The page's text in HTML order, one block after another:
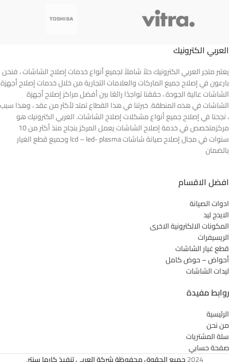
العربي الكترونيك
يعتبر متجر العربي الكترونيك حلاً شاملاً لجميع أنواع خدمات إصلاح الشاشات ، فنحن
بارعون في إصلاح جميع الماركات والعلامات التجارية من خلال خدمات إصلاح أجهزة
الشاشات عالية الجودة ، حققنا تواجدًا رائعًا بين أفضل مراكز إصلاح أجهزة
الشاشات في هذه المنطقة. خبرتنا في هذا القطاع تمتد لأكثر من عقد ، وهذا سبب
، نجحنا في إصلاح جميع أنواع مشكلات إصلاح الشاشات. العربي الكترونيك هو
مركزمتخصص في خدمة إصلاح الشاشات يعمل المركز بنجاح منذ أكثر من 10
سنوات في مجال إصلاح صيانة شاشات lcd – led- plasma وجميع قطع الغيار
بالضمان
افضل الاقسام
ادوات الصيانة
الايدج ليد
المكونات الالكترونية الاخرى
الريسيفرات
قطع غيار الشاشات
أحواض – حوض كامل
ليدات الشاشات
روابط مفيدة
الرئيسية
من نحن
سلة المشتريات
صفحة حسابي
2024جميع الحقوق محفوظة شركة العربي تنفيذ كارما سنتر.